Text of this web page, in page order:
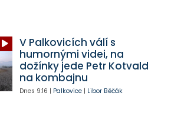
V Palkovicích válí s
humornými videi, na
dožínky jede Petr Kotvald
na kombajnu
Dnes 9:16 | Palkovice| Libor Běčák